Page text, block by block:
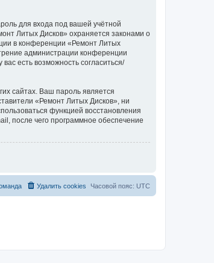
для входа под вашей учётной
Литых Дисков» охраняется законами о
в конференции «Ремонт Литых
администрации конференции
есть возможность согласиться/
сайтах. Ваш пароль является
«Ремонт Литых Дисков», ни
функцией восстановления
после чего программное обеспечение
Часовой пояс: UTC
Удалить cookies